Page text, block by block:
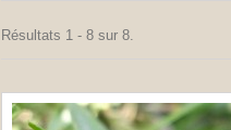
Résultats 1 - 8 sur 8.